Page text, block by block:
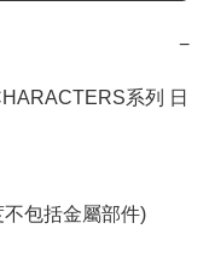
−
系列 日
包括金屬部件)